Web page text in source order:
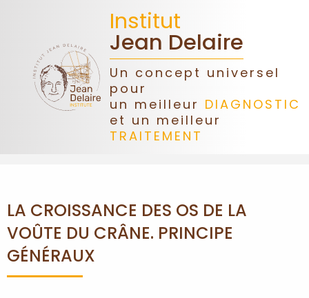
Institut
Jean Delaire
Un concept universel
pour
un meilleur DIAGNOSTIC
et un meilleur
TRAITEMENT
LA CROISSANCE DES OS DE LA
VOÛTE DU CRÂNE. PRINCIPE
GÉNÉRAUX
ACCUEIL
DONS